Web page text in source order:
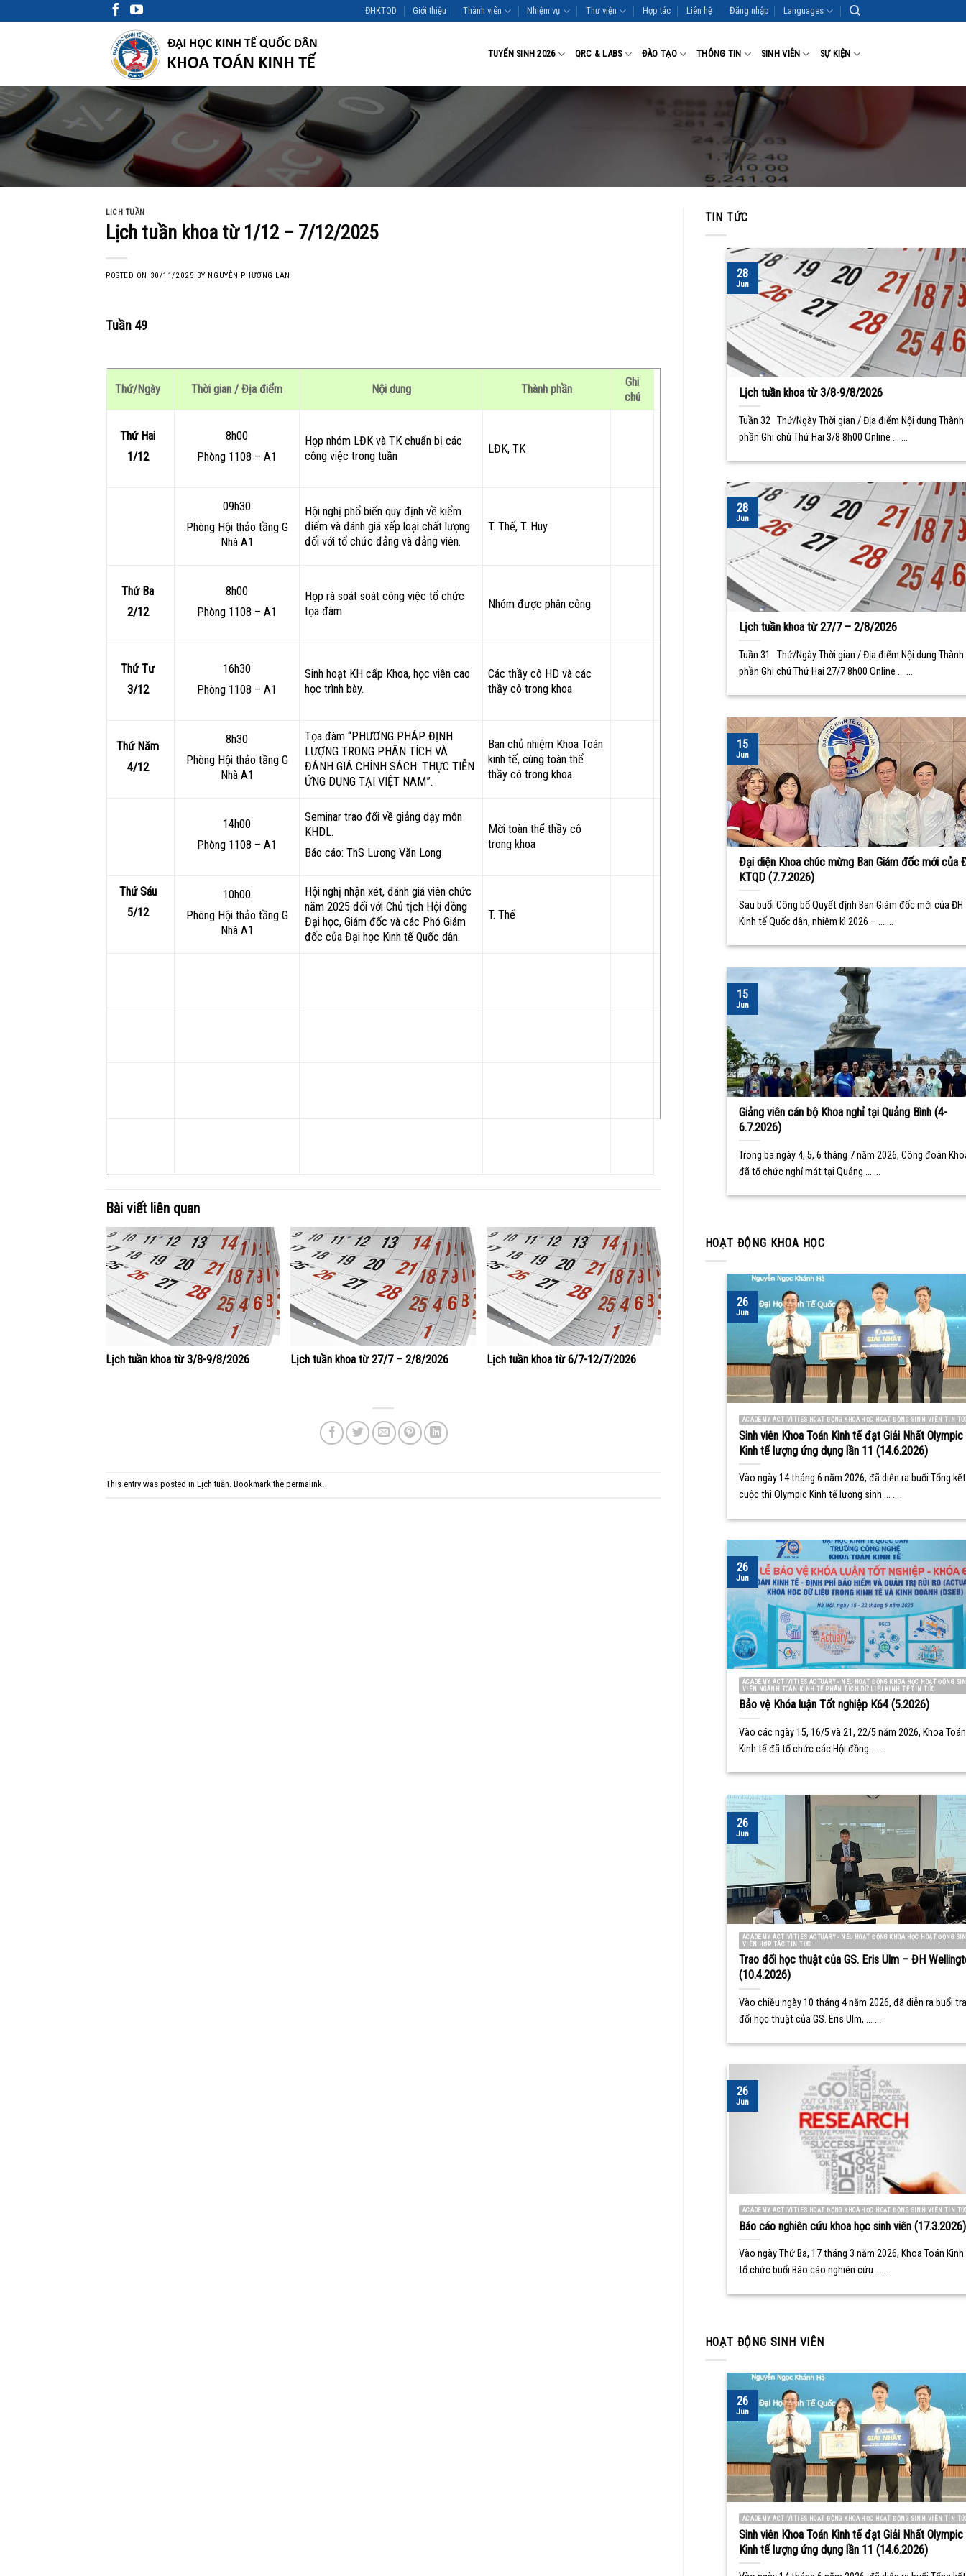
to
ĐHKTQD Giới thiệu Thành viên Nhiệm vụ Thư viện Hợp tác Liên hệ Đăng nhập Languages
TUYỂN SINH 2026 QRC & LABS ĐÀO TẠO THÔNG TIN SINH VIÊN SỰ KIỆN
LỊCH TUẦN
Lịch tuần khoa từ 1/12 – 7/12/2025
POSTED ON 30/11/2025 BY NGUYỄN PHƯƠNG LAN
Tuần 49
Thứ/Ngày Thời gian / Địa điểm Nội dung Thành phần
Ghi
chú
Thứ Hai
1/12
8h00
Phòng 1108 – A1
Họp nhóm LĐK và TK chuẩn bị các
công việc trong tuần
LĐK, TK
09h30
Phòng Hội thảo tầng G
Nhà A1
Hội nghị phổ biến quy định về kiểm
điểm và đánh giá xếp loại chất lượng
đối với tổ chức đảng và đảng viên.
T. Thế, T. Huy
Thứ Ba
2/12
8h00
Phòng 1108 – A1
Họp rà soát soát công việc tổ chức
tọa đàm
Nhóm được phân công
Thứ Tư
3/12
16h30
Phòng 1108 – A1
Sinh hoạt KH cấp Khoa, học viên cao
học trình bày.
Các thầy cô HD và các
thầy cô trong khoa
Thứ Năm
4/12
8h30
Phòng Hội thảo tầng G
Nhà A1
Tọa đàm “PHƯƠNG PHÁP ĐỊNH
LƯỢNG TRONG PHÂN TÍCH VÀ
ĐÁNH GIÁ CHÍNH SÁCH: THỰC TIỄN
ỨNG DỤNG TẠI VIỆT NAM”.
Ban chủ nhiệm Khoa Toán
kinh tế, cùng toàn thể
thầy cô trong khoa.
14h00
Phòng 1108 – A1
Seminar trao đổi về giảng dạy môn
KHDL.
Báo cáo: ThS Lương Văn Long
Mời toàn thể thầy cô
trong khoa
Thứ Sáu
5/12
10h00
Phòng Hội thảo tầng G
Nhà A1
Hội nghị nhận xét, đánh giá viên chức
năm 2025 đối với Chủ tịch Hội đồng
Đại học, Giám đốc và các Phó Giám
đốc của Đại học Kinh tế Quốc dân.
T. Thế
Bài viết liên quan
Lịch tuần khoa từ 3/8-9/8/2026 Lịch tuần khoa từ 27/7 – 2/8/2026 Lịch tuần khoa từ 6/7-12/7/2026
This entry was posted in Lịch tuần . Bookmark the permalink
TIN TỨC
Lịch tuần khoa từ 3/8-9/8/2026
Tuần 32 Thứ/Ngày Thời gian / Địa điểm Nội dung Thành
phần Ghi chú Thứ Hai 3/8 8h00 Online ... ...
28
Jun
Lịch tuần khoa từ 27/7 – 2/8/2026
Tuần 31 Thứ/Ngày Thời gian / Địa điểm Nội dung Thành
phần Ghi chú Thứ Hai 27/7 8h00 Online ... ...
28
Jun
Đại diện Khoa chúc mừng Ban Giám đốc mới của
KTQD (7.7.2026)
Sau buổi Công bố Quyết định Ban Giám đốc mới của ĐH
Kinh tế Quốc dân, nhiệm kì 2026 – ... ...
15
Jun
Giảng viên cán bộ Khoa nghỉ tại Quảng Bình (4-
6.7.2026)
Trong ba ngày 4, 5, 6 tháng 7 năm 2026, Công đoàn
đã tổ chức nghỉ mát tại Quảng ... ...
15
Jun
HOẠT ĐỘNG KHOA HỌC
ACADEMY ACTIVITIES HOẠT ĐỘNG KHOA HỌC HOẠT ĐỘNG SINH VIÊN TIN
Sinh viên Khoa Toán Kinh tế đạt Giải Nhất Olympic
Kinh tế lượng ứng dụng lần 11 (14.6.2026)
Vào ngày 14 tháng 6 năm 2026, đã diễn ra buổi Tổng kết
cuộc thi Olympic Kinh tế lượng sinh ... ...
26
Jun
ACADEMY ACTIVITIES ACTUARY - NEU HOẠT ĐỘNG KHOA HỌC HOẠT ĐỘNG
VIÊN NGÀNH TOÁN KINH TẾ PHÂN TÍCH DỮ LIỆU KINH TẾ TIN TỨC
Bảo vệ Khóa luận Tốt nghiệp K64 (5.2026)
Vào các ngày 15, 16/5 và 21, 22/5 năm 2026, Khoa Toán
Kinh tế đã tổ chức các Hội đồng ... ...
26
Jun
ACADEMY ACTIVITIES ACTUARY - NEU HOẠT ĐỘNG KHOA HỌC HOẠT ĐỘNG
VIÊN HỢP TÁC TIN TỨC
Trao đổi học thuật của GS. Eris Ulm – ĐH
(10.4.2026)
Vào chiều ngày 10 tháng 4 năm 2026, đã diễn ra buổi
đổi học thuật của GS. Eris Ulm, ... ...
26
Jun
ACADEMY ACTIVITIES HOẠT ĐỘNG KHOA HỌC HOẠT ĐỘNG SINH VIÊN TIN
Báo cáo nghiên cứu khoa học sinh viên (17.3.2026)
Vào ngày Thứ Ba, 17 tháng 3 năm 2026, Khoa Toán
tổ chức buổi Báo cáo nghiên cứu ... ...
26
Jun
HOẠT ĐỘNG SINH VIÊN
ACADEMY ACTIVITIES HOẠT ĐỘNG KHOA HỌC HOẠT ĐỘNG SINH VIÊN TIN
Sinh viên Khoa Toán Kinh tế đạt Giải Nhất Olympic
Kinh tế lượng ứng dụng lần 11 (14.6.2026)
26
Jun